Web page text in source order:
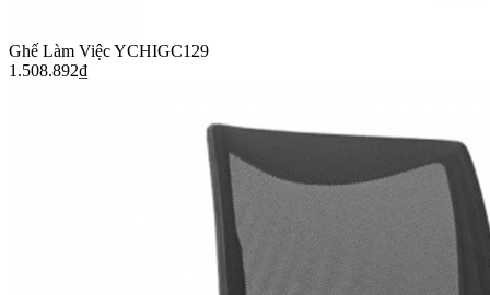
Ghế Làm Việc YCHIGC129
1.508.892₫